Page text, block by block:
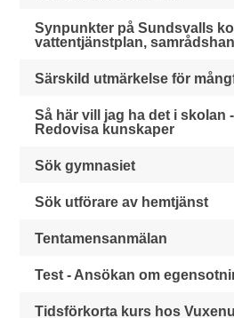
Synpunkter på Sundsvalls
vattentjänstplan,
Särskild utmärkelse för
Så här vill jag ha det i skolan
Redovisa kunskaper
Sök gymnasiet
Sök utförare av hemtjänst
Tentamensanmälan
Test - Ansökan om
Tidsförkorta kurs hos